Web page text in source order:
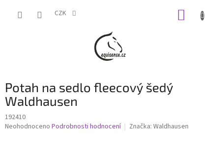
CZK
Potah na sedlo fleecový šedý
Waldhausen
192410
Průměrné
Neohodnoceno Podrobnosti hodnocení Značka: Waldhausen